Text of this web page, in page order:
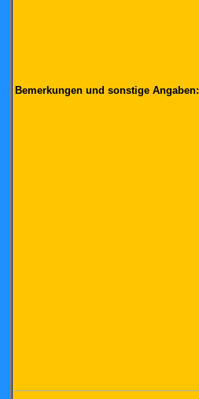
Bemerkungen und sonstige Angaben: